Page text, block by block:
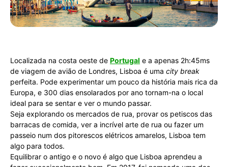
Localizada na costa oeste de Portugal e a apenas 2h:45ms
de viagem de avião de Londres, Lisboa é uma city break
perfeita. Pode experimentar um pouco da história mais rica da
Europa, e 300 dias ensolarados por ano tornam-na o local
ideal para se sentar e ver o mundo passar.
Seja explorando os mercados de rua, provar os petiscos das
barracas de comida, ver a incrível arte de rua ou fazer um
passeio num dos pitorescos elétricos amarelos, Lisboa tem
algo para todos.
Equilibrar o antigo e o novo é algo que Lisboa aprendeu a